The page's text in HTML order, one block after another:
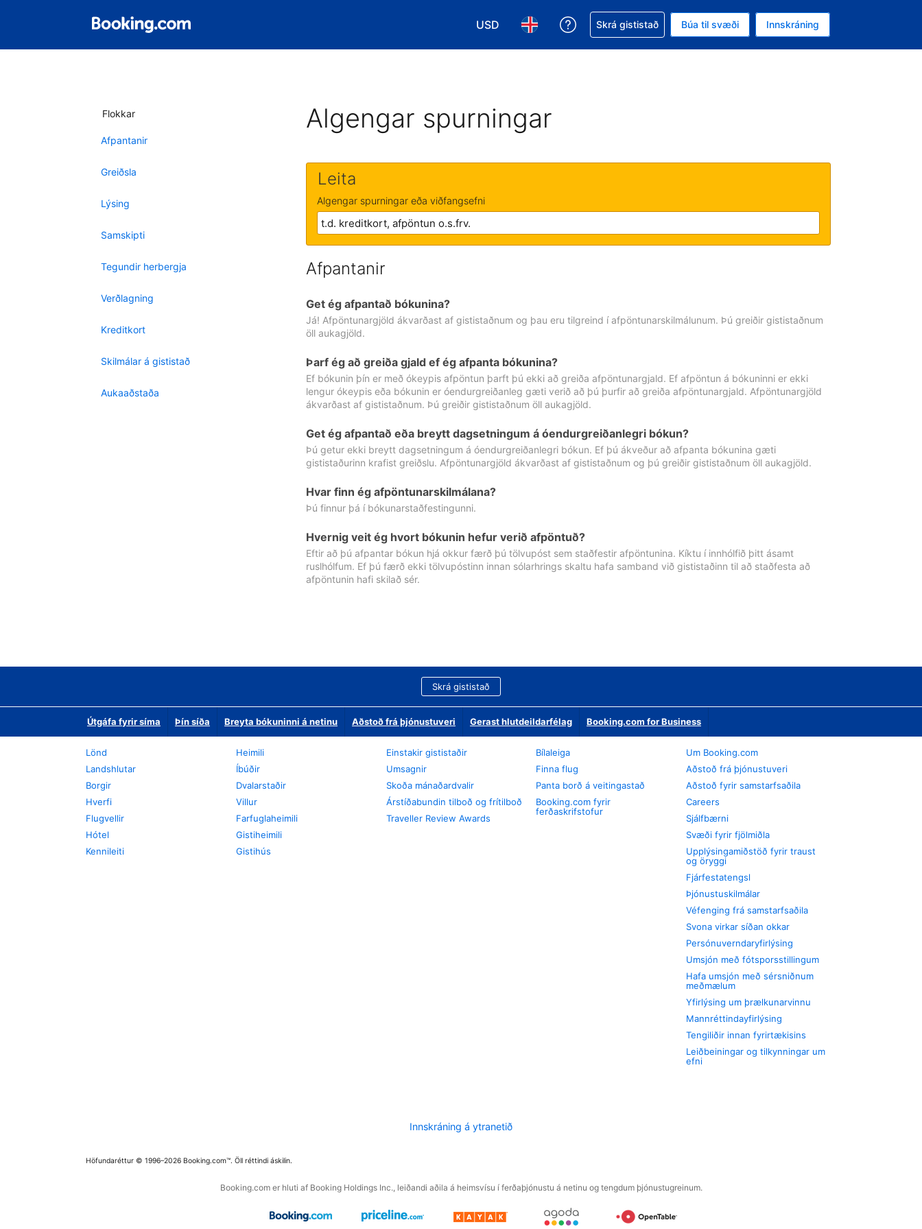
USD
Veldu gjaldmiðil. Í augnablikinu er gjaldmiðillinn Bandaríkjadalur
Veldu þitt tungumál. Í augnablikinu er tungumál þitt Íslensku
Fá aðstoð við bókunina
Skrá gististað Búa til svæði Innskráning
Flokkar
Afpantanir
Greiðsla
Lýsing
Samskipti
Tegundir herbergja
Verðlagning
Kreditkort
Skilmálar á gististað
Aukaaðstaða
Algengar spurningar
Leita
Algengar spurningar eða viðfangsefni
Afpantanir
Get ég afpantað bókunina?
Já! Afpöntunargjöld ákvarðast af gististaðnum og þau eru tilgreind í afpöntunarskilmálunum. Þú greiðir gististaðnum
öll aukagjöld.
Þarf ég að greiða gjald ef ég afpanta bókunina?
Ef bókunin þín er með ókeypis afpöntun þarft þú ekki að greiða afpöntunargjald. Ef afpöntun á bókuninni er ekki
lengur ókeypis eða bókunin er óendurgreiðanleg gæti verið að þú þurfir að greiða afpöntunargjald. Afpöntunargjöld
ákvarðast af gististaðnum. Þú greiðir gististaðnum öll aukagjöld.
Get ég afpantað eða breytt dagsetningum á óendurgreiðanlegri bókun?
Þú getur ekki breytt dagsetningum á óendurgreiðanlegri bókun. Ef þú ákveður að afpanta bókunina gæti
gististaðurinn krafist greiðslu. Afpöntunargjöld ákvarðast af gististaðnum og þú greiðir gististaðnum öll aukagjöld.
Hvar finn ég afpöntunarskilmálana?
Þú finnur þá í bókunarstaðfestingunni.
Hvernig veit ég hvort bókunin hefur verið afpöntuð?
Eftir að þú afpantar bókun hjá okkur færð þú tölvupóst sem staðfestir afpöntunina. Kíktu í innhólfið þitt ásamt
ruslhólfum. Ef þú færð ekki tölvupóstinn innan sólarhrings skaltu hafa samband við gististaðinn til að staðfesta að
afpöntunin hafi skilað sér.
Skrá gististað
Útgáfa fyrir síma Þín síða Breyta bókuninni á netinu Aðstoð frá þjónustuveri Gerast hlutdeildarfélag Booking.com for Business
Lönd
Landshlutar
Borgir
Hverfi
Flugvellir
Hótel
Kennileiti
Heimili
Íbúðir
Dvalarstaðir
Villur
Farfuglaheimili
Gistiheimili
Gistihús
Einstakir gististaðir
Umsagnir
Skoða mánaðardvalir
Árstíðabundin tilboð og frítilboð
Traveller Review Awards
Bílaleiga
Finna flug
Panta borð á veitingastað
Booking.com fyrir
ferðaskrifstofur
Um Booking.com
Aðstoð frá þjónustuveri
Aðstoð fyrir samstarfsaðila
Careers
Sjálfbærni
Svæði fyrir fjölmiðla
Upplýsingamiðstöð fyrir traust
og öryggi
Fjárfestatengsl
Þjónustuskilmálar
Véfenging frá samstarfsaðila
Svona virkar síðan okkar
Persónuverndaryfirlýsing
Umsjón með fótsporsstillingum
Hafa umsjón með sérsniðnum
meðmælum
Yfirlýsing um þrælkunarvinnu
Mannréttindayfirlýsing
Tengiliðir innan fyrirtækisins
Leiðbeiningar og tilkynningar um
efni
Innskráning á ytranetið
Höfundaréttur © 1996–2026 Booking.com™. Öll réttindi áskilin.
Booking.com er hluti af Booking Holdings Inc., leiðandi aðila á heimsvísu í ferðaþjónustu á netinu og tengdum þjónustugreinum.